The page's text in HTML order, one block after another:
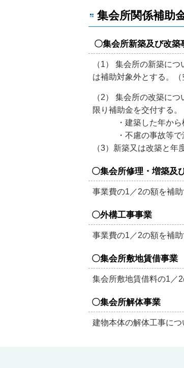
集会所関係補助
〇集会所新築及び改築
（1） 集会所の新築に
は補助対象外とする。
（2） 集会所の改築に
限り補助金を交付する。
・建築した年から概
・不慮の事故等で
（3）新築又は改築と
〇集会所修理・増築及
事業費の1／2の額を補
〇外構工事事業
事業費の1／2の額を補助
〇集会所敷地賃借事業
集会所敷地賃借料の1／2
〇集会所解体事業
建物本体の解体工事につ